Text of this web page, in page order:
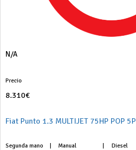
N/A
Precio
8.310€
Fiat Punto 1.3 MULTIJET 75HP POP 5P
Segunda mano Manual Diesel